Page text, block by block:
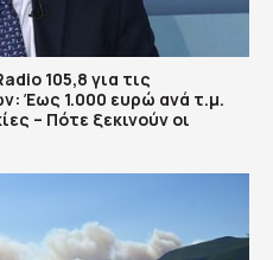
105,8 για τις
Έως 1.000 ευρώ ανά τ.μ.
– Πότε ξεκινούν οι